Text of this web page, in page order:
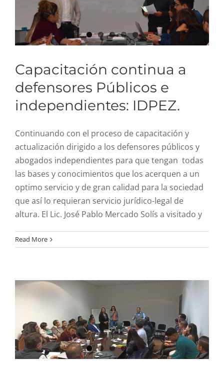
Capacitación continua a
defensores Públicos e
independientes: IDPEZ.
Continuando con el proceso de capacitación y
actualización dirigido a los defensores públicos y
abogados independientes para que tengan todas
las bases y conocimientos que los acerquen a un
optimo servicio y de gran calidad para la sociedad
que así lo requieran servicio jurídico-legal de
altura. El Lic. José Pablo Mercado Solís a visitado y
Read MoreClausura del taller en
Derecho Penal Impatido